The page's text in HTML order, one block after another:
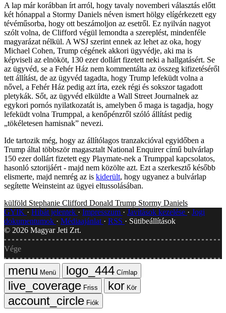
A lap már korábban írt arról, hogy tavaly novemberi választás előtt
két hónappal a Stormy Daniels néven ismert hölgy elígérkezett egy
tévéműsorba, hogy ott beszámoljon az esetről. Ez nyilván nagyot
szólt volna, de Clifford végül lemondta a szereplést, mindenféle
magyarázat nélkül. A WSJ szerint ennek az lehet az oka, hogy
Michael Cohen, Trump cégének akkori ügyvédje, aki ma is
képviseli az elnököt, 130 ezer dollárt fizetett neki a hallgatásért. Se
az ügyvéd, se a Fehér Ház nem kommentálta az összeg kifizetéséről
tett állítást, de az ügyvéd tagadta, hogy Trump lefeküdt volna a
nővel, a Fehér Ház pedig azt írta, ezek régi és sokszor tagadott
pletykák. Sőt, az ügyvéd elküldte a Wall Street Journalnek az
egykori pornós nyilatkozatát is, amelyben ő maga is tagadja, hogy
lefeküdt volna Trumppal, a kenőpénzről szóló állítást pedig
„tökéletesen hamisnak” nevezi.
Ide tartozik még, hogy az állítólagos tranzakcióval egyidőben a
Trump által többször magasztalt National Enquirer című bulvárlap
150 ezer dollárt fizetett egy Playmate-nek a Trumppal kapcsolatos,
hasonló sztorijáért - majd nem közölte azt. Ezt a szerkesztő később
elismerte, majd nemrég az is kiderült, hogy ugyanez a bulvárlap
segítette Weinsteint az ügyei eltussolásában.
külföld Stephanie Clifford Donald Trump Stormy Daniels
GYIK
Hibát jelentek Impresszum Javítások kezelése
Jogi
dokumentumok
Médiaajánlat RSS
Sütibeállítások
© 2026 Magyar Jeti Zrt.
Vége
Menü
Címlap
Friss
Kör
Fiók